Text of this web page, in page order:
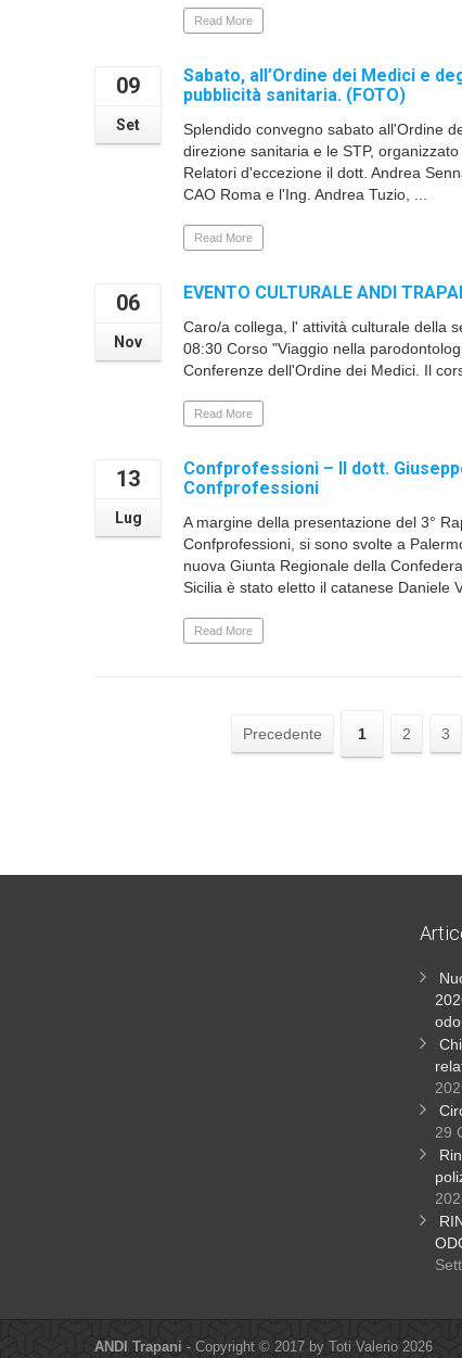
Read More
09
Set
Sabato, all’Ordine dei Medici e
pubblicità sanitaria. (FOTO)
Splendido convegno sabato all'Ordine
direzione sanitaria e le STP,
Relatori d'eccezione il dott. Andrea
CAO Roma e l'Ing. Andrea Tuzio, ...
Read More
06
Nov
EVENTO CULTURALE ANDI
Caro/a collega, l' attività culturale della
08:30 Corso "Viaggio nella
Conferenze dell'Ordine dei Medici. Il
Read More
13
Lug
Confprofessioni – Il dott.
Confprofessioni
A margine della presentazione del 3°
Confprofessioni, si sono svolte a
nuova Giunta Regionale della
Sicilia è stato eletto il catanese Daniele
Read More
Precedente 1 2 3
29
ANDI Trapani - Copyright © 2017 by Toti Valerio 2026